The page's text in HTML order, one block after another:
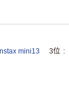
mini13 3位